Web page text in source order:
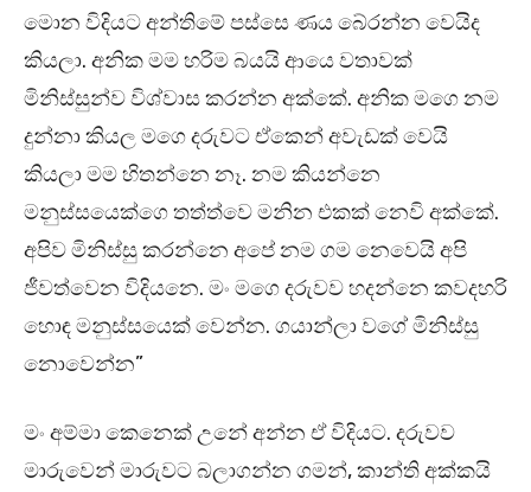
මොන විදියට අන්තිමේ පස්සෙ ණය බේරන්න වෙයිද
කියලා. අනික මම හරිම බයයි ආයෙ වතාවක්
මිනිස්සුන්ව විශ්වාස කරන්න අක්කේ. අනික මගෙ නම
දුන්නා කියල මගෙ දරුවට ඒකෙන් අවැඩක් වෙයි
කියලා මම හිතන්නෙ නෑ. නම කියන්නෙ
මනුස්සයෙක්ගෙ තත්ත්වෙ මනින එකක් නෙවි අක්කේ.
අපිව මිනිස්සු කරන්නෙ අපේ නම ගම නෙවෙයි අපි
ජීවත්වෙන විදියනෙ. මං මගෙ දරුවව හදන්නෙ කවදහරි
හොඳ මනුස්සයෙක් වෙන්න. ගයාන්ලා වගේ මිනිස්සු
නොවෙන්න”
මං අම්මා කෙනෙක් උනේ අන්න ඒ විදියට. දරුවව
මාරුවෙන් මාරුවට බලාගන්න ගමන්, කාන්ති අක්කයි